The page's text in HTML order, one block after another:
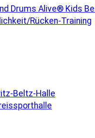
Drums Alive® Kids
Rücken-Training
Beltz-Halle